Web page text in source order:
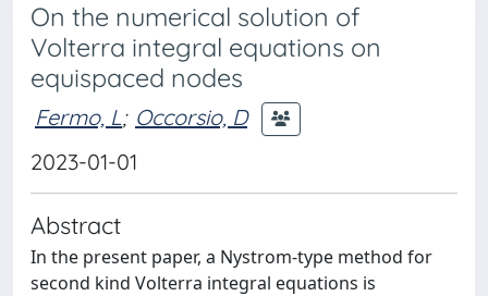
On the numerical solution of
Volterra integral equations on
equispaced nodes
Fermo, L; Occorsio, D
2023-01-01
Abstract
In the present paper, a Nystrom-type method for
second kind Volterra integral equations is